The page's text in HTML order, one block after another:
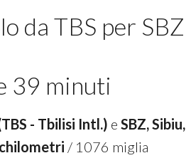
da TBS per SBZ
39 minuti
- Tbilisi Intl.) e SBZ, Sibiu,
/ 1076 miglia